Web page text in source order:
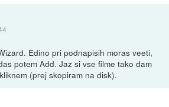
Edino pri podnapisih moras veeti,
potem Add. Jaz si vse filme tako dam
(prej skopiram na disk).